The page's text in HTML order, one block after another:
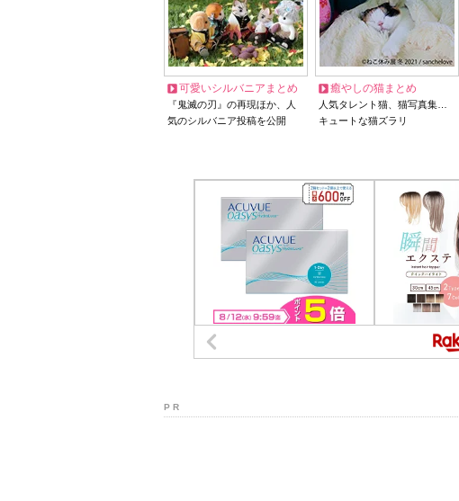
可愛いシルバニアまとめ
『鬼滅の刃』の再現ほか、人
気のシルバニア投稿を公開
癒やしの猫まとめ
人気タレント猫、猫写真集…
キュートな猫ズラリ
P R